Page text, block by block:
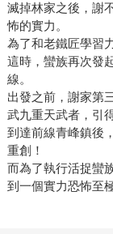
滅掉林家之後，謝
怖的實力。
為了和老鐵匠學習
這時，蠻族再次發
線。
出發之前，謝家第
武九重天武者，
到達前線青峰鎮後
重創！
而為了執行活捉蠻
到一個實力恐怖至